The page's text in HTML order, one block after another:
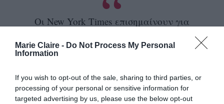
Marie Claire - Do Not Process My Personal
Information
If you wish to opt-out of the sale, sharing to third parties, or
processing of your personal or sensitive information for
targeted advertising by us, please use the below opt-out
Οι New York Times επισημαίνουν για
την Ελλάδα ότι «παρόλο που είναι η
16η χώρα της Ευρωπαϊκής Ένωσης που
επιτρέπει τους ομόφυλους γάμους,
πρόκειται για την πρώτη ορθόδοξη που
Στο ίδιο άρθρο παραθέτει δηλώσεις του